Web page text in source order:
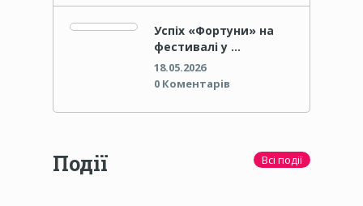
Успіх «Фортуни» на
фестивалі у …
18.05.2026
0 Коментарів
Події Всі події